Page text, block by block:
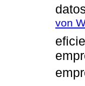
von